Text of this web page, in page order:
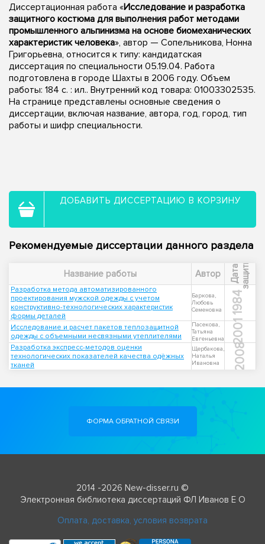
Диссертационная работа «Исследование и разработка
защитного костюма для выполнения работ методами
промышленного альпинизма на основе биомеханических
характеристик человека», автор — Сопельникова, Нонна
Григорьевна, относится к типу: кандидатская
диссертация по специальности 05.19.04. Работа
подготовлена в городе Шахты в 2006 году. Объем
работы: 184 с. : ил.. Внутренний код товара: 01003302535.
На странице представлены основные сведения о
диссертации, включая название, автора, год, город, тип
работы и шифр специальности.
ДОБАВИТЬ ДИССЕРТАЦИЮ В КОРЗИНУ
Рекомендуемые диссертации данного раздела
Название работы Автор Д
а
т
а
з
а
щ
и
т ы
Разработка метода автоматизированного
проектирования мужской одежды с учетом
конструктивно-технологических характеристик
формы деталей
Баркова,
Любовь
Семеновна
1984
Исследование и расчет пакетов теплозащитной
одежды с объемными несвязными утеплителями
Пасекова,
Татьяна
Евгеньевна
2001
Разработка экспресс-методов оценки
технологических показателей качества одёжных
тканей
Щербакова,
Наталья
Ивановна
2008
ФОРМА ОБРАТНОЙ СВЯЗИ
2014 -2026 New-disser.ru ©
Электронная библиотека диссертаций ФЛ Иванов Е О
Оплата, доставка, условия возврата